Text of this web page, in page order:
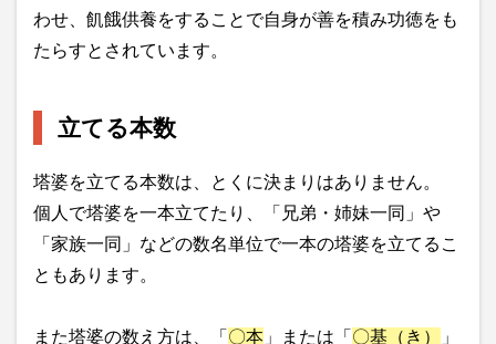
わせ、飢餓供養をすることで自身が善を積み功徳をも
たらすとされています。
立てる本数
塔婆を立てる本数は、とくに決まりはありません。
個人で塔婆を一本立てたり、「兄弟・姉妹一同」や
「家族一同」などの数名単位で一本の塔婆を立てるこ
ともあります。
また塔婆の数え方は、「 〇本 」または「 〇基（き）
」